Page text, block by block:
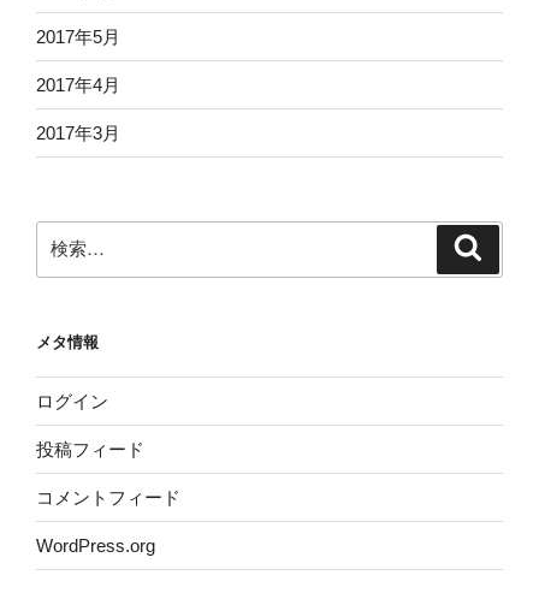
2017年5月
2017年4月
2017年3月
索:
メタ情報
ログイン
投稿フィード
コメントフィード
WordPress.org